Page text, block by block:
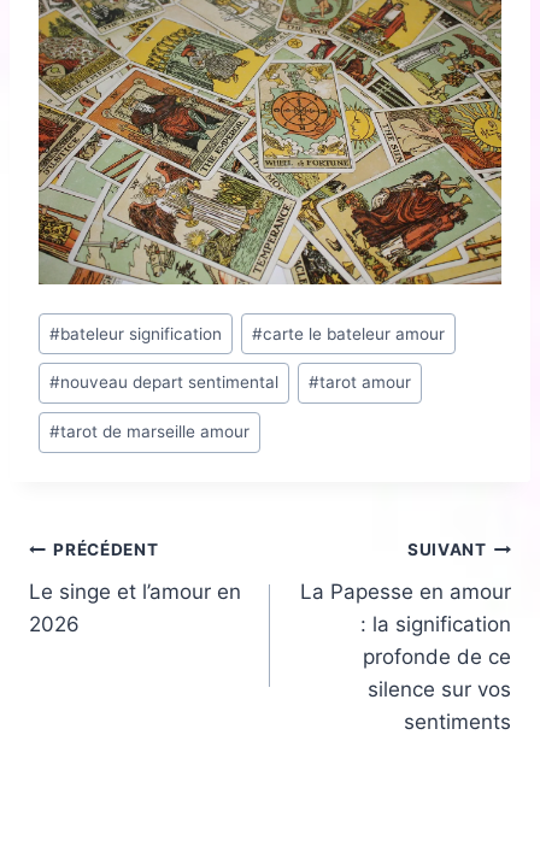
Étiquettes
de
la
publication :
#bateleur signification #carte le bateleur amour
#nouveau depart sentimental #tarot amour
#tarot de marseille amour
Navigation
de
PRÉCÉDENT
Le singe et l’amour en
2026
SUIVANT
La Papesse en amour
: la signification
profonde de ce
silence sur vos
sentiments